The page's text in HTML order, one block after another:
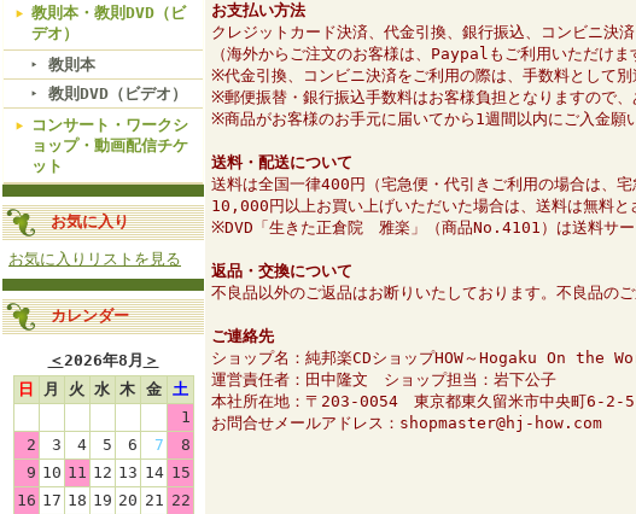
教則本・教則DVD（ビ
デオ）
教則本
教則DVD（ビデオ）
コンサート・ワークシ
ョップ・動画配信チケ
ット
お気に入り
お気に入りリストを見る
カレンダー
＜2026年8月 ＞
日
月 火 水 木 金
土
1
2
3 4 5 6 7
8
9 10 11 12 13 14 15
16 17 18 19 20 21 22
お支払い方法
クレジットカード決済、代金引換、銀行振込、コンビニ決
（海外からご注文のお客様は、Paypalもご利用いただけま
※代金引換、コンビニ決済をご利用の際は、手数料として別
※郵便振替・銀行振込手数料はお客様負担となりますので、
※商品がお客様のお手元に届いてから1週間以内にご入金願
送料・配送について
送料は全国一律400円（宅急便・代引きご利用の場合は、
10,000円以上お買い上げいただいた場合は、送料は無料と
※DVD「生きた正倉院 雅楽」（商品No.4101）は送料サー
返品・交換について
不良品以外のご返品はお断りいたしております。不良品の
ご連絡先
ショップ名：純邦楽CDショップHOW～Hogaku On the
運営責任者：田中隆文 ショップ担当：岩下公子
本社所在地：〒203-0054 東京都東久留米市中央町6-2-5
お問合せメールアドレス：shopmaster@hj-how.com